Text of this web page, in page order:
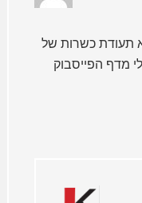
תעודת כשרות של
מדף הפייסבוק